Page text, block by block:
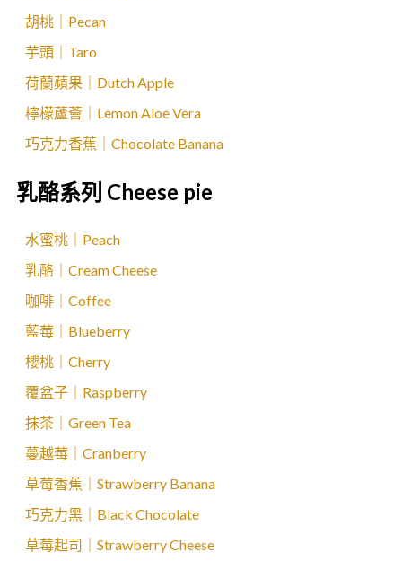
胡桃｜Pecan
芋頭｜Taro
荷蘭蘋果｜Dutch Apple
檸檬蘆薈｜Lemon Aloe Vera
巧克力香蕉｜Chocolate Banana
乳酪系列 Cheese pie
水蜜桃｜Peach
乳酪｜Cream Cheese
咖啡｜Coffee
藍莓｜Blueberry
櫻桃｜Cherry
覆盆子｜Raspberry
抹茶｜Green Tea
蔓越莓｜Cranberry
草莓香蕉｜Strawberry Banana
巧克力黑｜Black Chocolate
草莓起司｜Strawberry Cheese